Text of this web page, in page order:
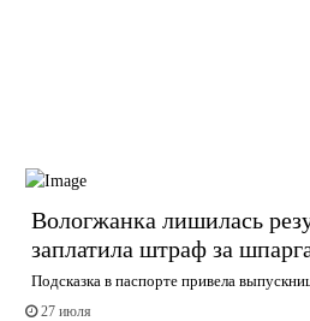
Вологжанка лишилась
заплатила штраф за
Подсказка в паспорте привела
27 июля